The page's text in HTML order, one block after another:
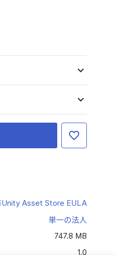
Unity Asset Store EULA
単一の法人
747.8 MB
1.0